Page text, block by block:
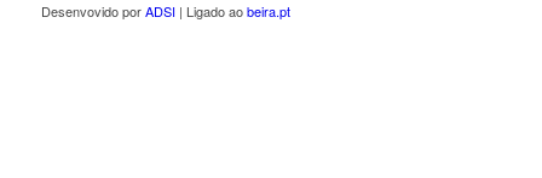
Desenvovido porADSI| Ligado aobeira.pt